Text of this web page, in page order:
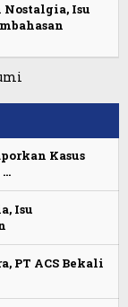
Nostalgia, Isu
Kasus
…
Isu
PT ACS Bekali